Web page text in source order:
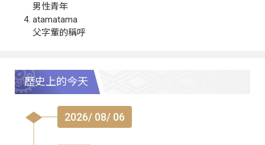
男性青年
atamatama
父字輩的稱呼
歷史上的今天
2026/ 08/ 06